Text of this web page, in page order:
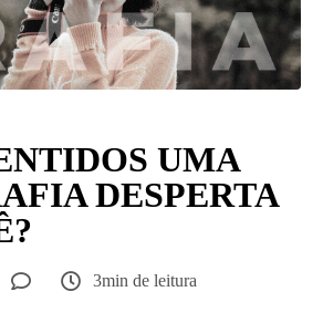
UMA
DESPERTA
3min de leitura